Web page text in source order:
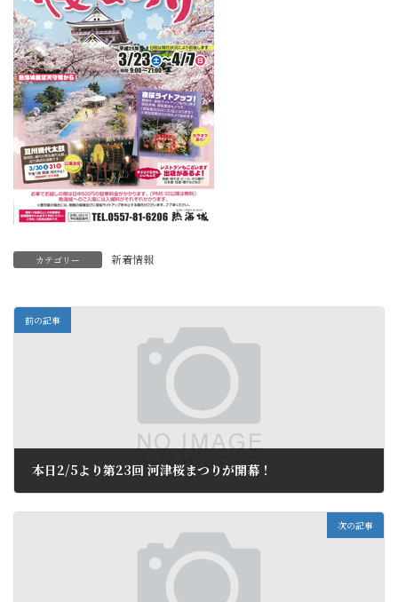
カテゴリー 新着情報
前の記事
本日2/5より第23回 河津桜まつりが開幕！
次の記事